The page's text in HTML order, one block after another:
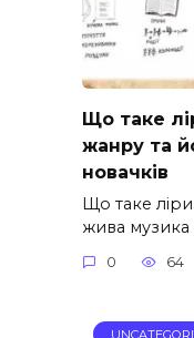
Що таке
жанру та
новачків
Що таке
жива музика
0 64